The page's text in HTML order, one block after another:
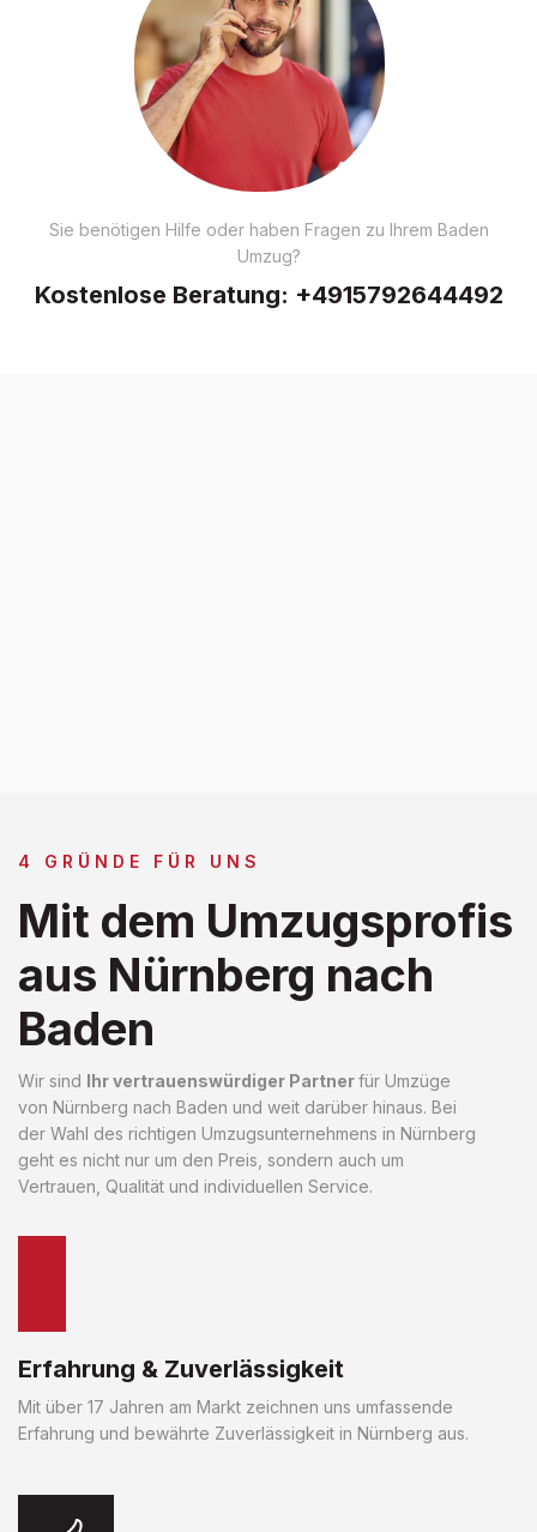
Sie benötigen Hilfe oder haben Fragen zu Ihrem Baden
Umzug?
Kostenlose Beratung: +4915792644492
4 GRÜNDE FÜR UNS
Mit dem Umzugsprofis
aus Nürnberg nach
Baden
Wir sind Ihr vertrauenswürdiger Partnerfür Umzüge
von Nürnberg nach Baden und weit darüber hinaus. Bei
der Wahl des richtigen Umzugsunternehmens in Nürnberg
geht es nicht nur um den Preis, sondern auch um
Vertrauen, Qualität und individuellen Service.
Erfahrung & Zuverlässigkeit
Mit über 17 Jahren am Markt zeichnen uns umfassende
Erfahrung und bewährte Zuverlässigkeit in Nürnberg aus.